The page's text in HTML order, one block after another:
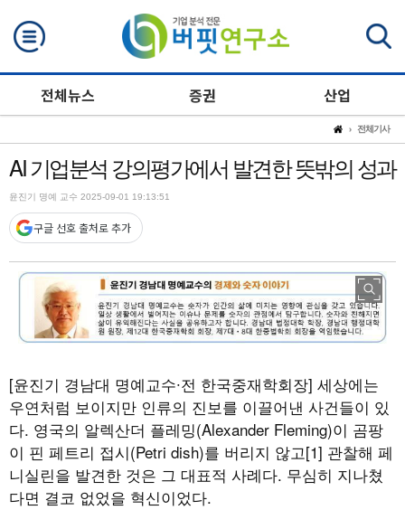
전체뉴스 증권 산업
전체기사
AI 기업분석 강의평가에서 발견한 뜻밖의 성과
윤진기 명예 교수 2025-09-01 19:13:51
구글 선호 출처로 추가
[윤진기 경남대 명예교수∙전 한국중재학회장] 세상에는
우연처럼 보이지만 인류의 진보를 이끌어낸 사건들이 있
다. 영국의 알렉산더 플레밍(Alexander Fleming)이 곰팡
이 핀 페트리 접시(Petri dish)를 버리지 않고[1] 관찰해 페
니실린을 발견한 것은 그 대표적 사례다. 무심히 지나쳤
다면 결코 없었을 혁신이었다.
검색